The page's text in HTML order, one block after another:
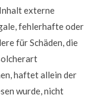
externe
fehlerhafte oder
für Schäden, die
haftet allein der
wurde, nicht